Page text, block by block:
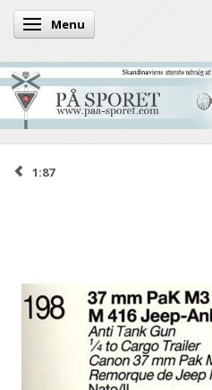
Skifte navigation
Menu
1:87